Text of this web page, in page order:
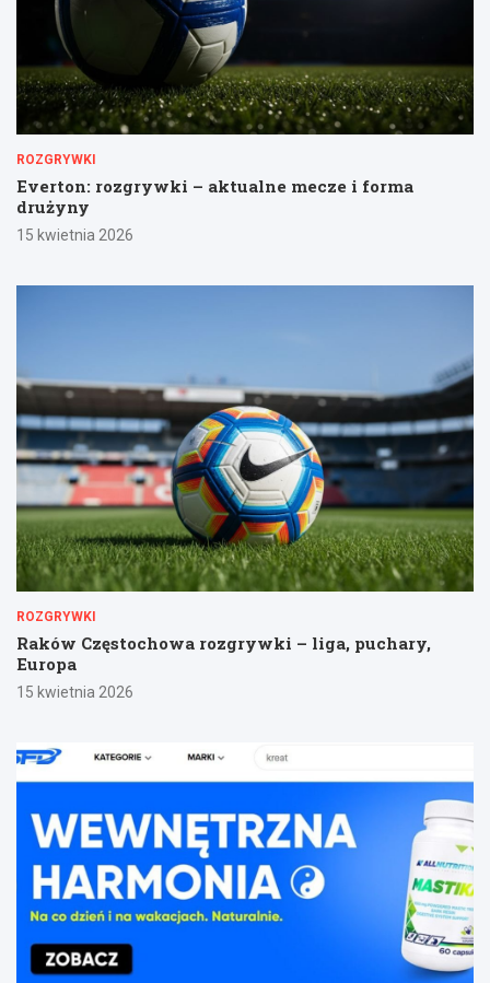
ROZGRYWKI
Everton: rozgrywki – aktualne mecze i forma
drużyny
15 kwietnia 2026
ROZGRYWKI
Raków Częstochowa rozgrywki – liga, puchary,
Europa
15 kwietnia 2026